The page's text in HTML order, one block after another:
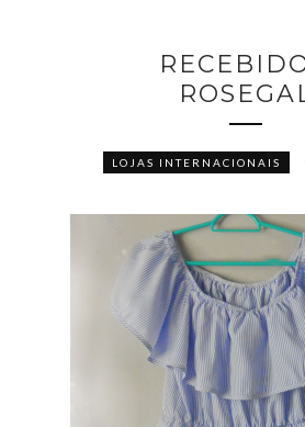
LOJAS INTERNACIONAIS